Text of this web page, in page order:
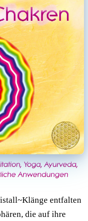
entfalten
die auf ihre